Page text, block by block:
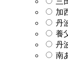
加
丹
養
丹
南